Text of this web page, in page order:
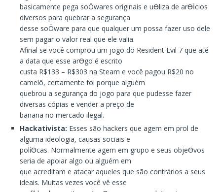
basicamente pega soŌwares originais e uƟliza de arƟİcios
diversos para quebrar a segurança
desse soŌware para que qualquer um possa fazer uso dele
sem pagar o valor real que ele valia.
Afinal se você comprou um jogo do Resident Evil 7 que até
a data que esse arƟgo é escrito
custa R$133 – R$303 na Steam e você pagou R$20 no
camelô, certamente foi porque alguém
quebrou a segurança do jogo para que pudesse fazer
diversas cópias e vender a preço de
banana no mercado ilegal.
Hackativista: Esses são hackers que agem em prol de
alguma ideologia, causas sociais e
políƟcas. Normalmente agem em grupo e seus objeƟvos
seria de apoiar algo ou alguém em
que acreditam e atacar aqueles que são contrários a seus
ideais. Muitas vezes você vê esse